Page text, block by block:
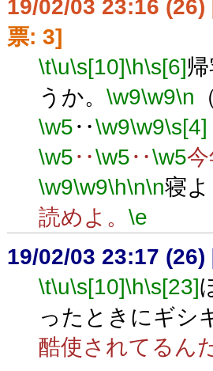
19/02/03 23:16 (26)
票: 3]
\t\u\s[10]\h\s[6]
うか。 \w9\w9\n
\w5‥\w9\w9\s[4]
\w5‥\w5‥\w5
\w9\w9\h\n\n寝
読めよ。 \e
19/02/03 23:17 (26)
\t\u\s[10]\h\s[23]
ったときにギシ
酷使されてるん